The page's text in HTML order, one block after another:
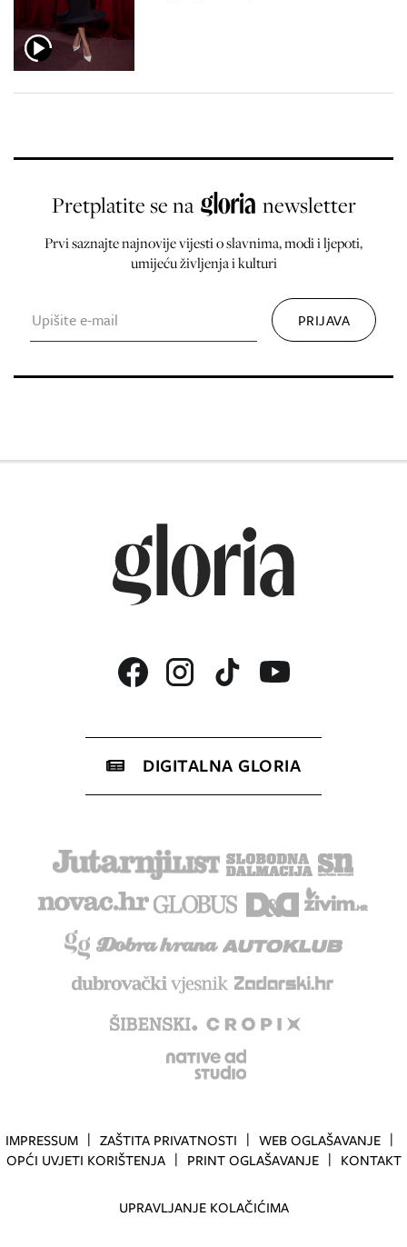
Pretplatite se na newsletter
Prvi saznajte najnovije vijesti o slavnima, modi i ljepoti,
umijeću življenja i kulturi
DIGITALNA GLORIA
IMPRESSUM ZAŠTITA PRIVATNOSTI
WEB OGLAŠAVANJE
OPĆI UVJETI KORIŠTENJA
PRINT OGLAŠAVANJE KONTAKT
UPRAVLJANJE KOLAČIĆIMA